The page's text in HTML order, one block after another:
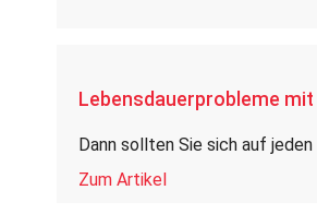
Lebensdauerprobleme
Dann sollten Sie sich auf
Zum Artikel